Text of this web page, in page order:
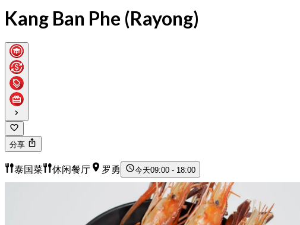
Kang Ban Phe (Rayong)
分享
泰国菜 休闲餐厅 罗勇 今天09:00 - 18:00